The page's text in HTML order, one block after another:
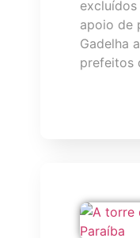
apoio de
Gadelha
prefeitos